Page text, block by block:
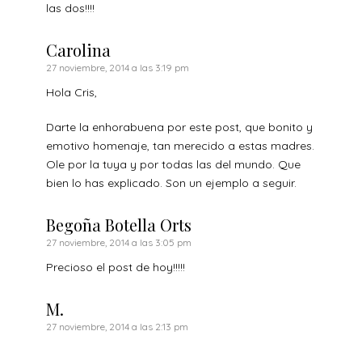
las dos!!!!
Carolina
27 noviembre, 2014 a las 3:19 pm
Hola Cris,
Darte la enhorabuena por este post, que bonito y
emotivo homenaje, tan merecido a estas madres.
Ole por la tuya y por todas las del mundo. Que
bien lo has explicado. Son un ejemplo a seguir.
Begoña Botella Orts
27 noviembre, 2014 a las 3:05 pm
Precioso el post de hoy!!!!!
M.
27 noviembre, 2014 a las 2:13 pm